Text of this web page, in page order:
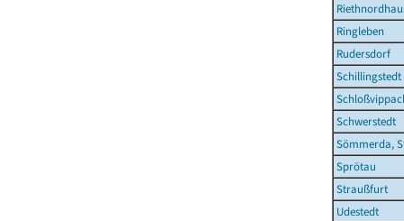
Ringleben
Rudersdorf
Schillingstedt
Schwerstedt
Sömmerda,
Sprötau
Straußfurt
Udestedt